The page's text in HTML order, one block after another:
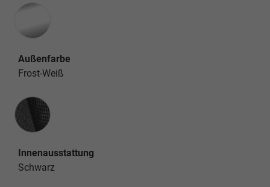
Außenfarbe
Frost-Weiß
Innenausstattung
Innenausstattung
Schwarz